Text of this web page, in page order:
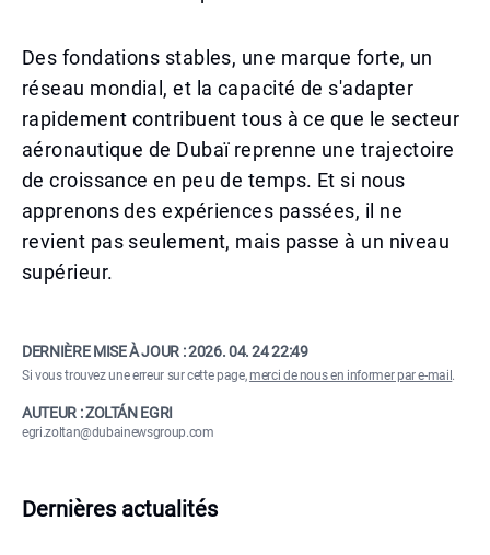
Des fondations stables, une marque forte, un
réseau mondial, et la capacité de s'adapter
rapidement contribuent tous à ce que le secteur
aéronautique de Dubaï reprenne une trajectoire
de croissance en peu de temps. Et si nous
apprenons des expériences passées, il ne
revient pas seulement, mais passe à un niveau
supérieur.
DERNIÈRE MISE À JOUR :2026. 04. 24 22:49
Si vous trouvez une erreur sur cette page,merci de nous en informer par e-mail .
AUTEUR : ZOLTÁN EGRI
egri.zoltan@dubainewsgroup.com
Dernières actualités